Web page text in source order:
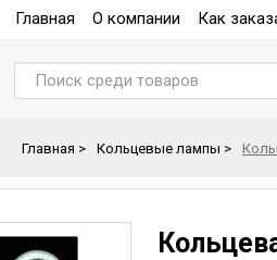
Главная О компании Как
Главная > Кольцевые лампы >